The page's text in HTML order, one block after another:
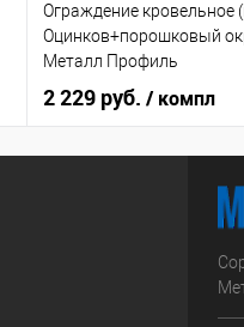
Ограждение кровельное
Оцинков+порошковый
Металл Профиль
2 229 руб. / компл